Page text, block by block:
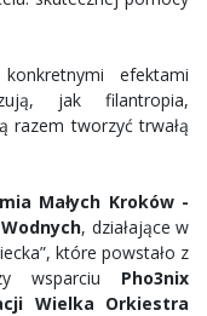
efektami
jak filantropia,
razem tworzyć trwałą
Małych Kroków -
, działające w
które powstało z
wsparciu Pho3nix
Wielka Orkiestra